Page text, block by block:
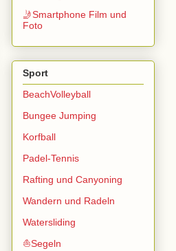
🤳Smartphone Film und
Foto
Sport
BeachVolleyball
Bungee Jumping
Korfball
Padel-Tennis
Rafting und Canyoning
Wandern und Radeln
Watersliding
⛵Segeln